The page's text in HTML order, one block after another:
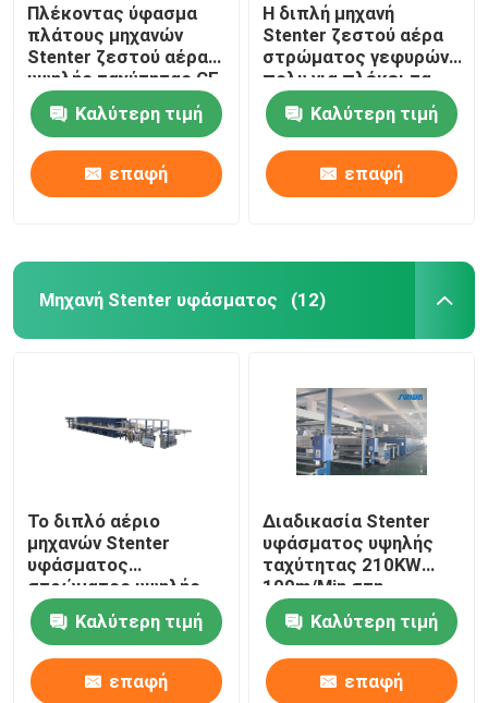
Πλέκοντας ύφασμα
πλάτους μηχανών
Stenter ζεστού αέρα
υψηλής ταχύτητας CE
που τελειώνει
2400mmΚαλύτερη τιμή
επαφή
Η διπλή μηχανή
Stenter ζεστού αέρα
στρώματος γεφυρών
πολυ για πλέκει τα
υφαμένα υφάσματα
Καλύτερη τιμή
επαφή
Μηχανή Stenter υφάσματος (12)
Το διπλό αέριο
μηχανών Stenter
υφάσματος
στρώματος υψηλής
ταχύτητας που
θερμαίνεται για
πλέκει το ύφασμα
Καλύτερη τιμή
επαφή
Διαδικασία Stenter
υφάσματος υψηλής
ταχύτητας 210KW
100m/Min στη
βιομηχανία
κλωστοϋφαντουργίας
2800mm
Καλύτερη τιμή
επαφή